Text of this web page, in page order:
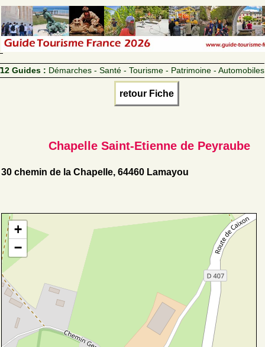
12 Guides : Démarches - Santé - Tourisme - Patrimoine - Automobiles
retour Fiche
Chapelle Saint-Etienne de Peyraube
30 chemin de la Chapelle, 64460 Lamayou
+
−